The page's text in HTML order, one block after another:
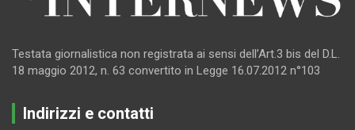
Testata giornalistica non registrata ai sensi dell’Art.3 bis del D.L.
18 maggio 2012, n. 63 convertito in Legge 16.07.2012 n°103
Indirizzi e contatti